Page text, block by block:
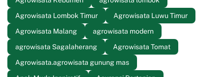
Agrowisata Lombok Timur
Agrowisata Luwu Timur
Agrowisata Malang
agrowisata modern
agrowisata Sagalaherang
Agrowisata Tomat
Agrowisata.agrowisata gunung mas